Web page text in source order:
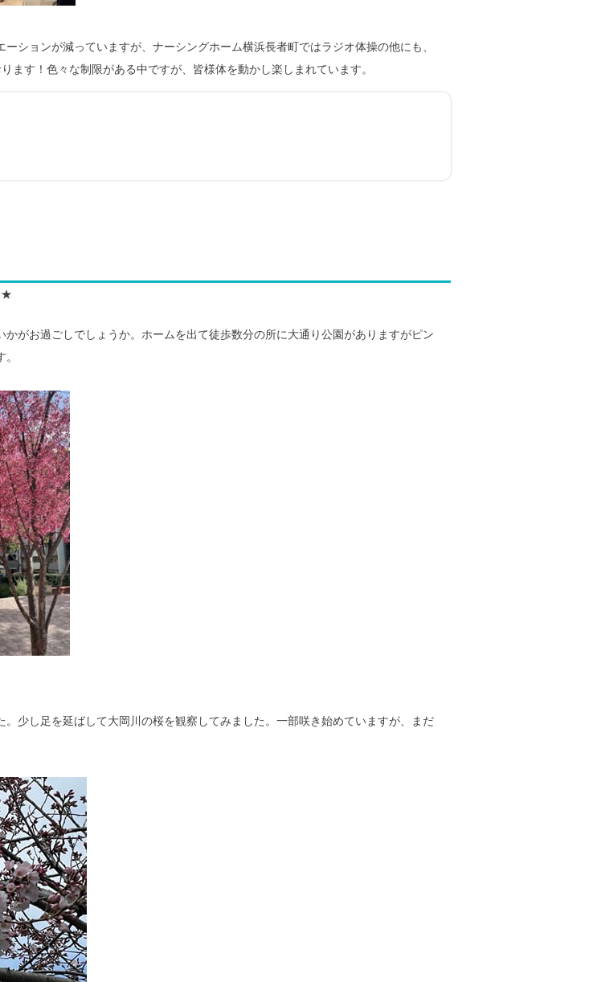
ションが減っていますが、ナーシングホーム横浜長者町ではラジオ体操の他にも、
す！色々な制限がある中ですが、皆様体を動かし楽しまれています。
がお過ごしでしょうか。ホームを出て徒歩数分の所に大通り公園がありますがピン
少し足を延ばして大岡川の桜を観察してみました。一部咲き始めていますが、まだ